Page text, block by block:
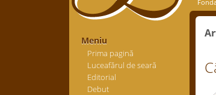
Meniu
Prima pagină
Luceafărul de seară
Editorial
Debut